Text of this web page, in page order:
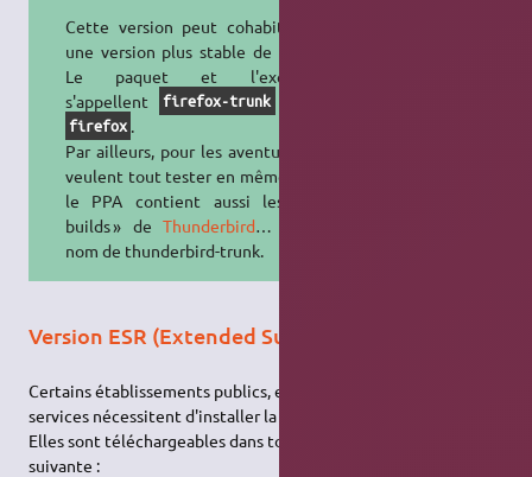
Cette version peut cohabiter avec
une version plus stable de Firefox :
Le paquet et l'exécutable
s'appellent
firefox-trunk
firefox .
Par ailleurs, pour les aventuriers qui
veulent tout tester en même temps,
le PPA contient aussi les « daily
builds » deThunderbird… sous le
nom de thunderbird-trunk.
Version ESR (Extended Support Release)
Certains établissements publics, entreprises ou/et certains
services nécessitent d'installer la
Elles sont téléchargeables dans toutes les langues à l'adresse
suivante :